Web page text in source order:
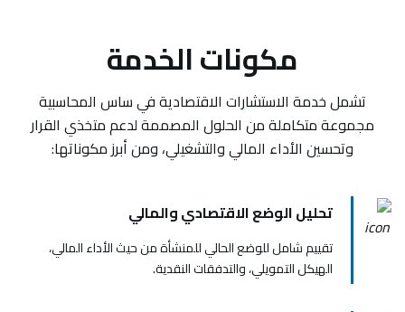
مكونات الخدمة
تشمل خدمة الاستشارات الاقتصادية في ساس المحاسبية
مجموعة متكاملة من الحلول المصممة لدعم متخذي القرار
وتحسين الأداء المالي والتشغيلي، ومن أبرز مكوناتها:
تحليل الوضع الاقتصادي والمالي
تقييم شامل للوضع الحالي للمنشأة من حيث الأداء المالي،
الهيكل التمويلي، والتدفقات النقدية.